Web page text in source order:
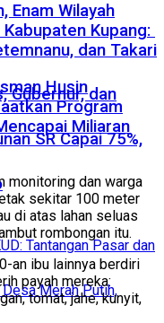
Gubernur, dan
SR Capai 75%,
Enam Wilayah
Kupang:
dan Takari
Husin
Program
Miliaran
monitoring dan warga
sekitar 100 meter
di atas lahan seluas
rombongan itu.
an ibu lainnya berdiri
payah mereka:
tomat, jahe, kunyit,